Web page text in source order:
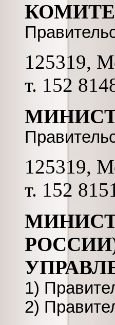
125319,
т. 152
125319,
т. 152
1)
2)